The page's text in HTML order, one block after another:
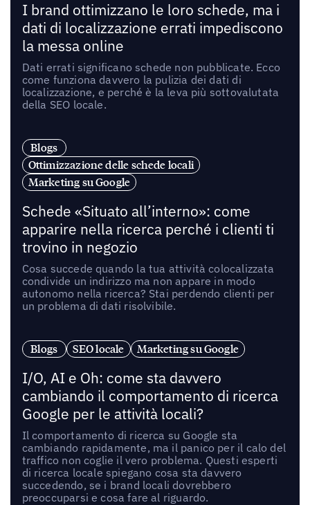
I brand ottimizzano le loro schede, ma i
dati di localizzazione errati impediscono
la messa online
Dati errati significano schede non pubblicate. Ecco
come funziona davvero la pulizia dei dati di
localizzazione, e perché è la leva più sottovalutata
della SEO locale.
Blogs
Ottimizzazione delle schede locali
Marketing su Google
Schede «Situato all’interno»: come
apparire nella ricerca perché i clienti ti
trovino in negozio
Cosa succede quando la tua attività colocalizzata
condivide un indirizzo ma non appare in modo
autonomo nella ricerca? Stai perdendo clienti per
un problema di dati risolvibile.
Blogs SEO locale Marketing su Google
I/O, AI e Oh: come sta davvero
cambiando il comportamento di ricerca
Google per le attività locali?
Il comportamento di ricerca su Google sta
cambiando rapidamente, ma il panico per il calo del
traffico non coglie il vero problema. Questi esperti
di ricerca locale spiegano cosa sta davvero
succedendo, se i brand locali dovrebbero
preoccuparsi e cosa fare al riguardo.